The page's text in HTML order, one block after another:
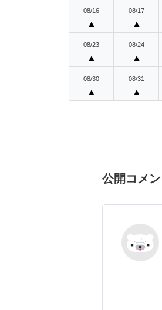
08/16
▲
08/17
▲
08/23
▲
08/24
▲
08/30
▲
08/31
▲
公開コメン